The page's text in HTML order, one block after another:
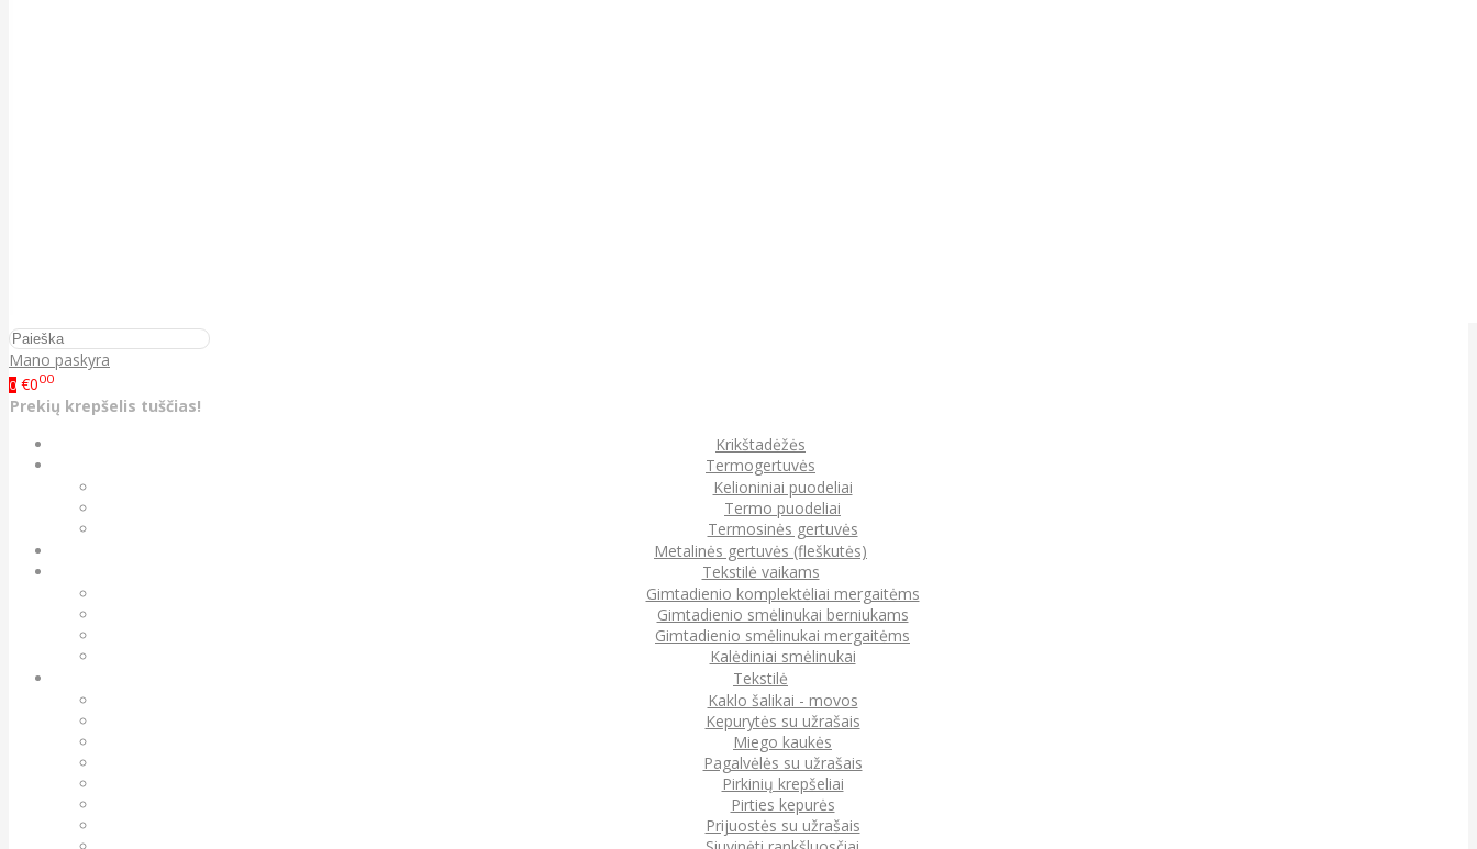
Mano paskyra
0 €000
Prekių krepšelis tuščias!
Krikštadėžės
Termogertuvės
Kelioniniai puodeliai
Termo puodeliai
Termosinės gertuvės
Metalinės gertuvės (fleškutės)
Tekstilė vaikams
Gimtadienio komplektėliai mergaitėms
Gimtadienio smėlinukai berniukams
Gimtadienio smėlinukai mergaitėms
Kalėdiniai smėlinukai
Tekstilė
Kaklo šalikai - movos
Kepurytės su užrašais
Miego kaukės
Pagalvėlės su užrašais
Pirkinių krepšeliai
Pirties kepurės
Prijuostės su užrašais